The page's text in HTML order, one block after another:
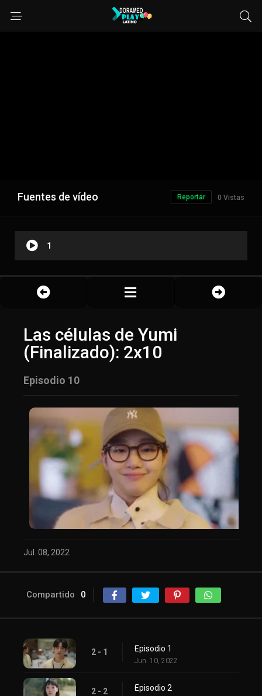
Fuentes de vídeo 0 Vistas
Reportar
1
Las células de Yumi
(Finalizado): 2x10
Episodio 10
Jul. 08, 2022
Compartido 0
2 - 1 Episodio 1
Jun. 10, 2022
2 - 2 Episodio 2